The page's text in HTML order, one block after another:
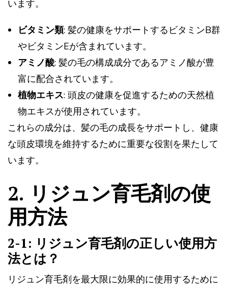
います。
ビタミン類: 髪の健康をサポートするビタミンB群
やビタミンEが含まれています。
アミノ酸: 髪の毛の構成成分であるアミノ酸が豊
富に配合されています。
植物エキス: 頭皮の健康を促進するための天然植
物エキスが使用されています。
これらの成分は、髪の毛の成長をサポートし、健康
な頭皮環境を維持するために重要な役割を果たして
います。
2. リジュン育毛剤の使
用方法
2-1: リジュン育毛剤の正しい使用方
法とは？
リジュン育毛剤を最大限に効果的に使用するために